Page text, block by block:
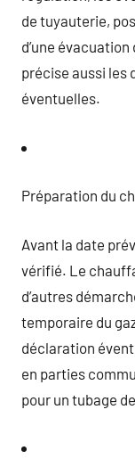
de tuyauterie,
d’une
précise aussi les
éventuelles.
Préparation du
Avant la date
vérifié. Le
d’autres
temporaire du
déclaration
en parties
pour un tubage